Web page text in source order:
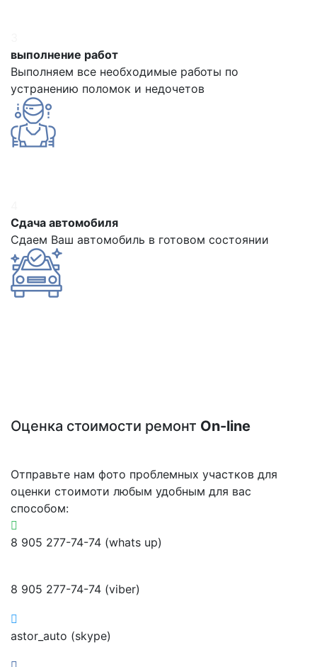
выполнение работ
Выполняем все необходимые работы по
устранению поломок и недочетов
Сдача автомобиля
Сдаем Ваш автомобиль в готовом состоянии
Оценка стоимости ремонт On-line
Отправьте нам фото проблемных участков для
оценки стоимоти любым удобным для вас
способом:
8 905 277-74-74 (whats up)
8 905 277-74-74 (viber)
astor_auto (skype)